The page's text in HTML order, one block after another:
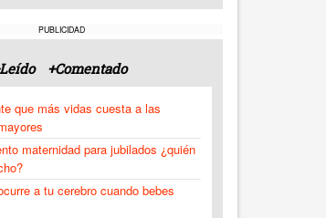
PUBLICIDAD
+Comentado
que más vidas cuesta a las
maternidad para jubilados ¿quién
a tu cerebro cuando bebes